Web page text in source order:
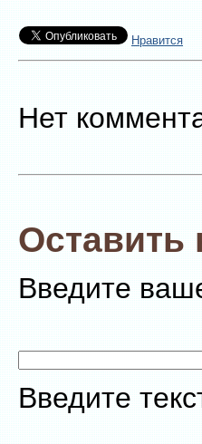
Нравится
Нет
Оставить
Введите
Введите